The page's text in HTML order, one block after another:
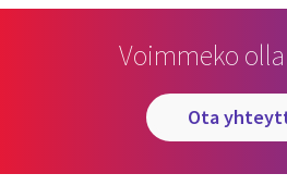
Voimmeko
ota